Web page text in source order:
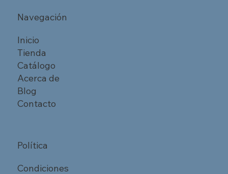
Navegación
Inicio
Tienda
Catálogo
Acerca de
Blog
Contacto
Política
Condiciones